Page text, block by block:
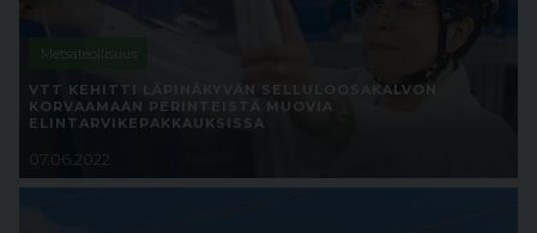
Metsäteollisuus
VTT KEHITTI LÄPINÄKYVÄN SELLULOOSAKALVON
KORVAAMAAN PERINTEISTÄ MUOVIA
ELINTARVIKEPAKKAUKSISSA
07.06.2022